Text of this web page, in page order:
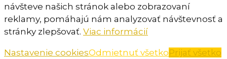
návšteve našich stránok alebo zobrazovaní
reklamy, pomáhajú nám analyzovať návštevnosť a
stránky zlepšovať. Viac informácií
Nastavenie cookiesOdmietnuť všetkoPrijať všetko